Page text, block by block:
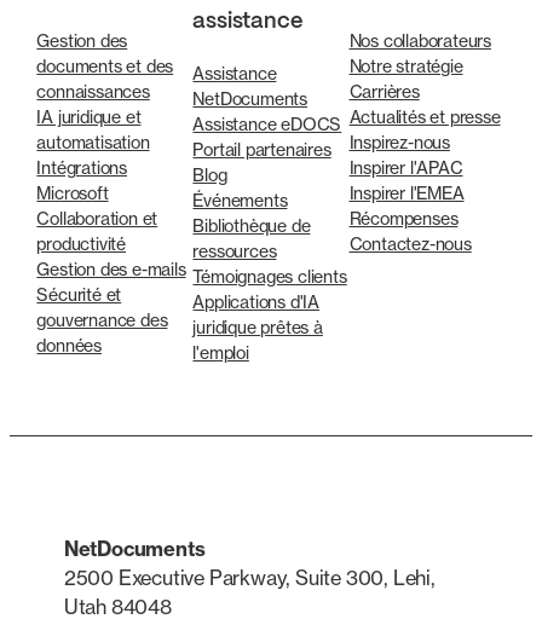
Gestion des
documents et des
connaissances
IA juridique et
automatisation
Intégrations
Microsoft
Collaboration et
productivité
Gestion des e-mails
Sécurité et
gouvernance des
données
assistance
Assistance
NetDocuments
Assistance eDOCS
Portail partenaires
Blog
Événements
Bibliothèque de
ressources
Témoignages clients
Applications d'IA
juridique prêtes à
l'emploi
Nos collaborateurs
Notre stratégie
Carrières
Actualités et presse
Inspirez-nous
Inspirer l'APAC
Inspirer l'EMEA
Récompenses
Contactez-nous
NetDocuments
2500 Executive Parkway, Suite 300, Lehi,
Utah 84048